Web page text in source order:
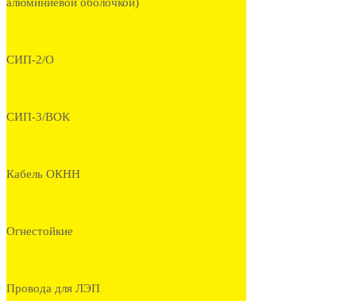
алюминиевой оболочкой)
СИП-2/О
СИП-3/ВОК
Кабель ОКНН
Огнестойкие
Провода для ЛЭП